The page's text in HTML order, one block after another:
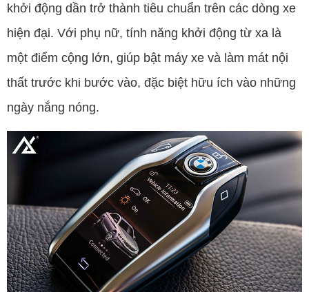
khởi động dần trở thành tiêu chuẩn trên các dòng xe
hiện đại. Với phụ nữ, tính năng khởi động từ xa là
một điểm cộng lớn, giúp bật máy xe và làm mát nội
thất trước khi bước vào, đặc biệt hữu ích vào những
ngày nắng nóng.